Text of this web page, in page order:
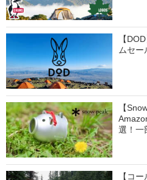
【
ムセ
【
選！一
【コ